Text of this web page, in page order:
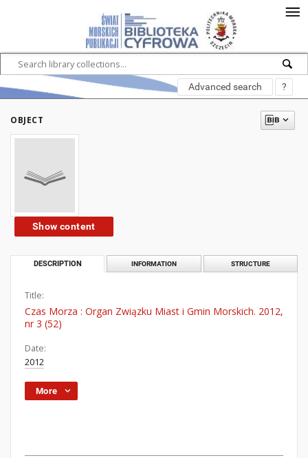
Advanced search ?
OBJECT
Show content
DESCRIPTION INFORMATION STRUCTURE
Title:
Czas Morza : Organ Związku Miast i Gmin Morskich. 2012,
nr 3 (52)
Date:
2012
More